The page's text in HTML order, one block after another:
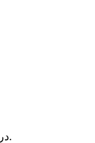
در حال حاضر سبد خرید شما خالی می‌باشد.